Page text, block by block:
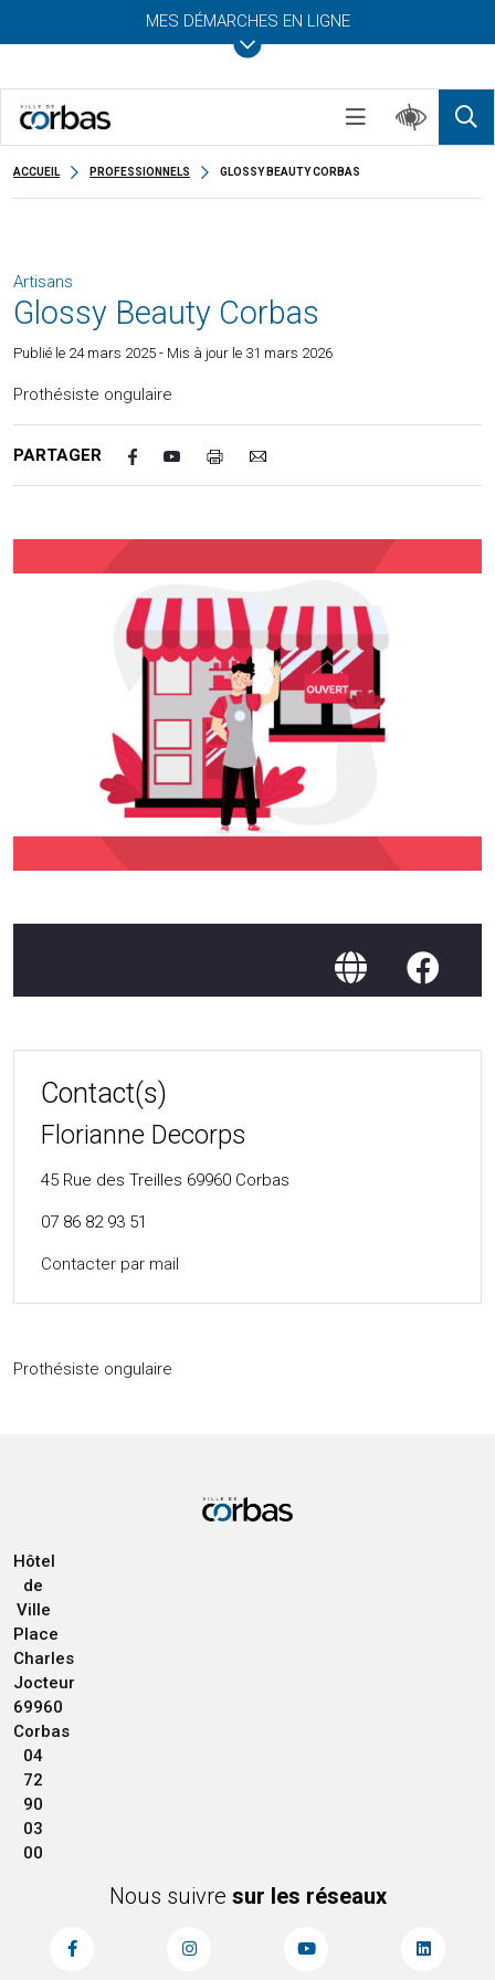
MES DÉMARCHES EN LIGNE
ACCUEIL PROFESSIONNELS GLOSSY BEAUTY CORBAS
Artisans
Glossy Beauty Corbas
Publié le 24 mars 2025 - Mis à jour le 31 mars 2026
Prothésiste ongulaire
PARTAGER
Contact(s)
Florianne Decorps
45 Rue des Treilles 69960 Corbas
07 86 82 93 51
Contacter par mail
Prothésiste ongulaire
Hôtel
de
Ville
Place
Charles
Jocteur
69960
Corbas
04
72
90
03
00
Nous suivre sur les réseaux